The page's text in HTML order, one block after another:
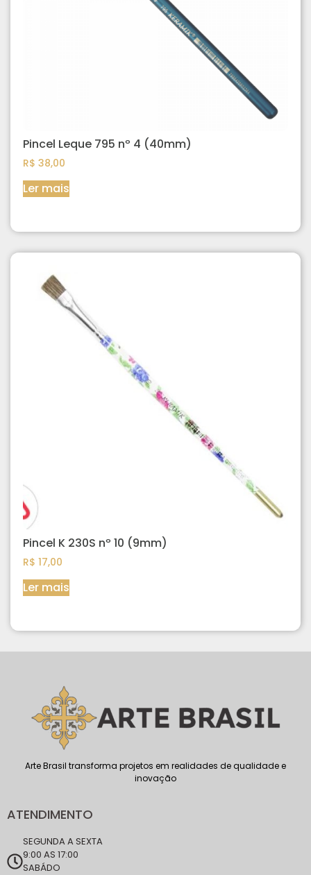
Pincel Leque 795 nº 4 (40mm)
R$ 38,00
Ler mais
Pincel K 230S nº 10 (9mm)
R$ 17,00
Ler mais
Arte Brasil transforma projetos em realidades de qualidade e
inovação
ATENDIMENTO
SEGUNDA A SEXTA
9:00 AS 17:00
SABÁDO